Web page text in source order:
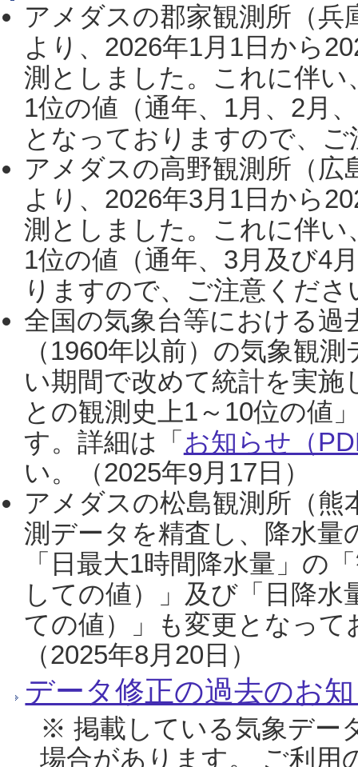
アメダスの郡家観測所（
より、2026年1月1日から
測としました。これに伴い
1位の値（通年、1月、2月
となっておりますので、
アメダスの高野観測所（
より、2026年3月1日から
測としました。これに伴い
1位の値（通年、3月及び4
りますので、ご注意くだ
全国の気象台等における過
（1960年以前）の気象観
い期間で改めて統計を実
との観測史上1～10位の値
す。詳細は「 お知らせ（
い。（2025年9月17日）
アメダスの松島観測所（熊
測データを精査し、降水
「日最大1時間降水量」の
しての値）」及び「日降
ての値）」も変更となっ
（2025年8月20日）
データ修正の過去のお
※ 掲載している気象デー
場合があります。 ご利用